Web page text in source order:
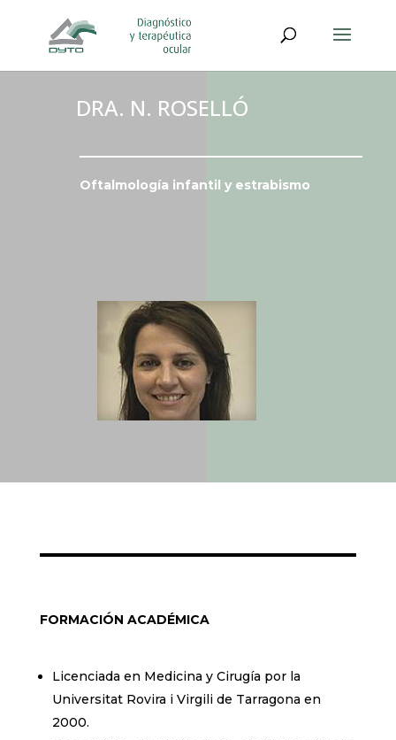
DRA. N. ROSELLÓ
Oftalmología infantil y estrabismo
FORMACIÓN ACADÉMICA
Licenciada en Medicina y Cirugía por la
Universitat Rovira i Virgili de Tarragona en
2000.